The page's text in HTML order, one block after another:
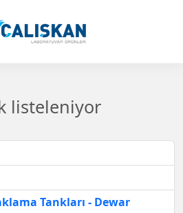
listeleniyor
Tankları - Dewar